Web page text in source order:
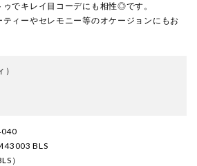
でキレイ目コーデにも相性◎です。
ィーやセレモニー等のオケージョンにもお
）
BLS
）